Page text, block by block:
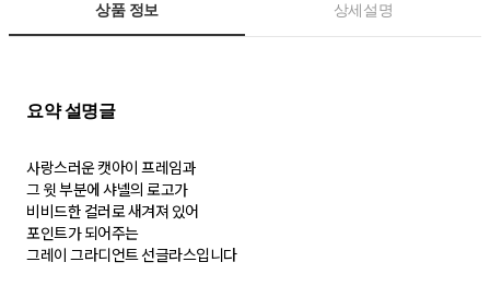
상품 정보 상세설명
요약 설명글
사랑스러운 캣아이 프레임과
그 윗 부분에 샤넬의 로고가
비비드한 컬러로 새겨져 있어
포인트가 되어주는
그레이 그라디언트 선글라스입니다